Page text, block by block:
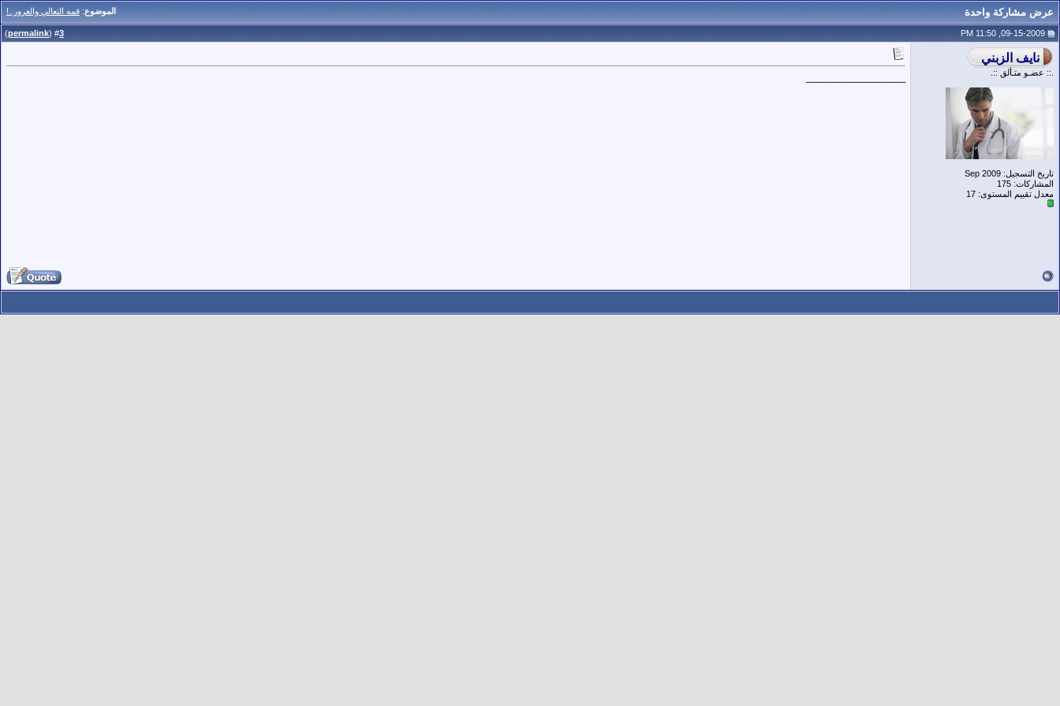
الموضوع: قمه التعالي والغرور..! عرض مشاركة واحدة
3
(
permalink
)
.:: عضـو متـألق ::.
تاريخ التسجيل: Sep 2009
المشاركات: 175
معدل تقييم المستوى: 17